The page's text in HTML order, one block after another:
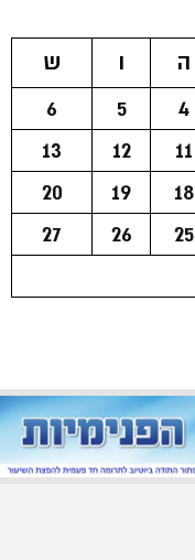
ה ו
ש
4
5
6
11
12
13
18
19
20
25
26
27